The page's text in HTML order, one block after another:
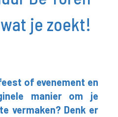
je zoekt!
of evenement en
manier om je
vermaken? Denk er